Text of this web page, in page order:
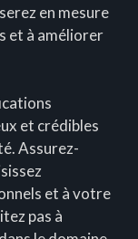
en mesure
et à améliorer
et crédibles
Assurez-
et à votre
pas à